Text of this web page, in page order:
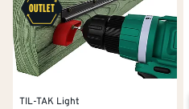
TIL-TAK Light